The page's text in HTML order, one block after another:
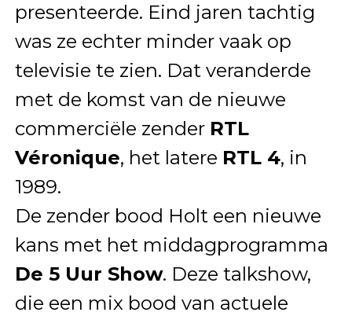
presenteerde. Eind jaren tachtig
was ze echter minder vaak op
televisie te zien. Dat veranderde
met de komst van de nieuwe
commerciële zender RTL
Véronique, het latere RTL 4, in
1989.
De zender bood Holt een nieuwe
kans met het middagprogramma
De 5 Uur Show. Deze talkshow,
die een mix bood van actuele